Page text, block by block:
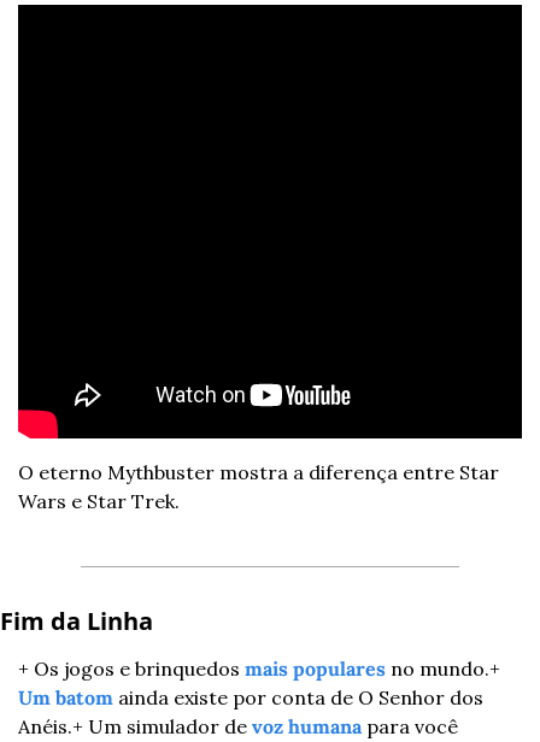
O eterno Mythbuster mostra a diferença entre Star
Wars e Star Trek.
Fim da Linha
+ Os jogos e brinquedos mais populares no mundo.
Um batom ainda existe por conta de O Senhor dos
Anéis.+ Um simulador de voz humana para você